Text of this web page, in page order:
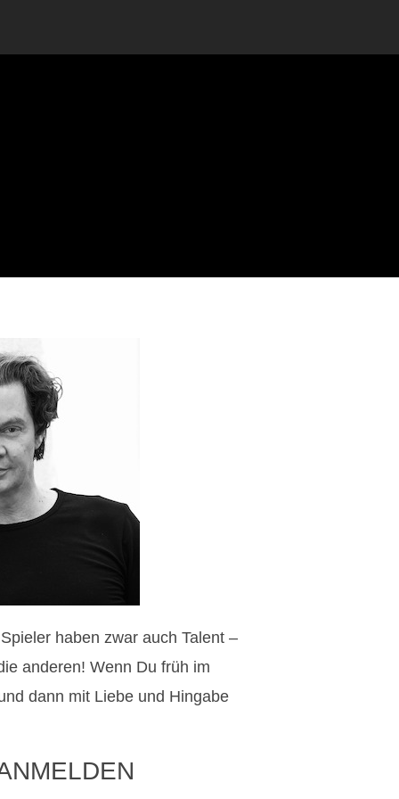
haben zwar auch Talent –
anderen! Wenn Du früh im
dann mit Liebe und Hingabe